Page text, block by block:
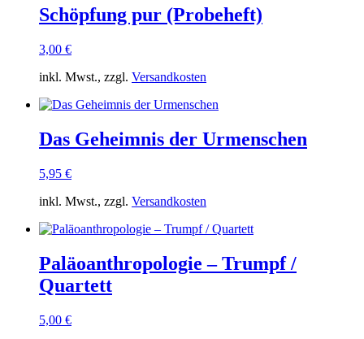
Schöpfung pur (Probeheft)
3,00 €
inkl. Mwst., zzgl. Versandkosten
Das Geheimnis der Urmenschen
5,95 €
inkl. Mwst., zzgl. Versandkosten
Paläoanthropologie – Trumpf /
Quartett
5,00 €